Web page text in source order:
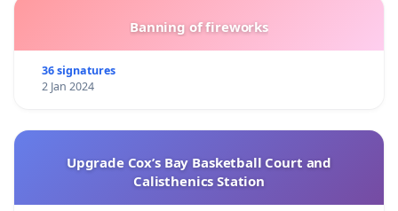
Banning of fireworks
36 signatures
2 Jan 2024
Upgrade Cox’s Bay Basketball Court and
Calisthenics Station